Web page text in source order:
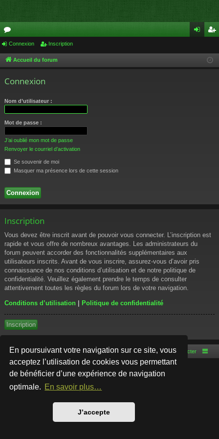
En poursuivant votre navigation sur ce site, vous
acceptez l’utilisation de cookies vous permettant
de bénéficier d’une expérience de navigation
optimale. En savoir plus…
J’accepte
or
u cri
Connexion Inscription
Accueil du forum
Connexion
Nom d’utilisateur :
Mot de passe :
J’ai oublié mon mot de passe
Renvoyer le courriel d’activation
Se souvenir de moi
Masquer ma présence lors de cette session
Inscription
Vous devez être inscrit avant de pouvoir vous connecter. L’inscription est
rapide et vous offre de nombreux avantages. Les administrateurs du
forum peuvent accorder des fonctionnalités supplémentaires aux
utilisateurs inscrits. Avant de vous inscrire, assurez-vous d’avoir pris
connaissance de nos conditions d’utilisation et de notre politique de
confidentialité. Veuillez également prendre le temps de consulter
attentivement toutes les règles du forum lors de votre navigation.
Conditions d’utilisation | Politique de confidentialité
Inscription
Accueil du forum Nous contacter
Développé parphpBB® Forum Software © phpBB Limited
Style par
Traduction française officielle